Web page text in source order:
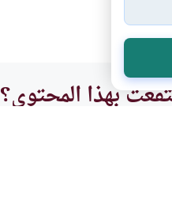
بهذا المحتوى؟